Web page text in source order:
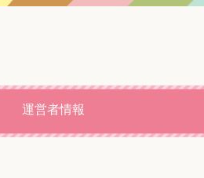
運営者情報